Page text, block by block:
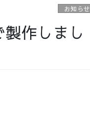
お知らせ
作しまし